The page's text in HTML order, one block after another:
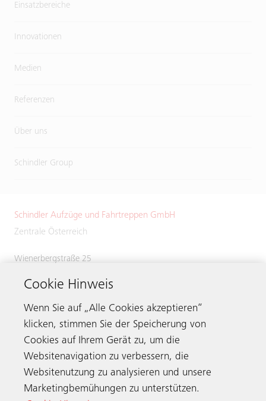
Einsatzbereiche
Innovationen
Medien
Referenzen
Über uns
Schindler Group
Schindler Aufzüge und Fahrtreppen GmbH
Zentrale Österreich
Wienerbergstraße 25
Österreich
Tel.:+43 (0)5 / 724463
Kontakt
Cookie Hinweis
Wenn Sie auf „Alle Cookies akzeptieren“
klicken, stimmen Sie der Speicherung von
Cookies auf Ihrem Gerät zu, um die
Websitenavigation zu verbessern, die
Websitenutzung zu analysieren und unsere
Marketingbemühungen zu unterstützen.